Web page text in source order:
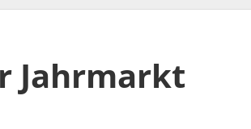
Jahrmarkt